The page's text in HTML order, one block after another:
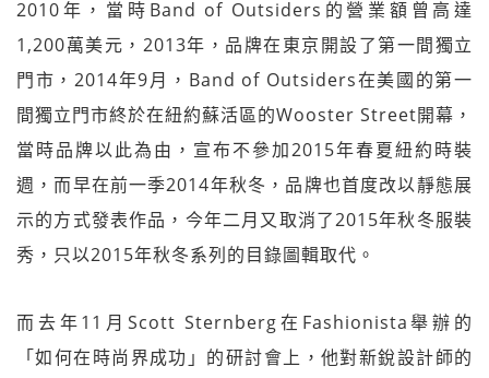
2010年，當時Band of Outsiders的營業額曾高達
1,200萬美元，2013年，品牌在東京開設了第一間獨立
門市，2014年9月，Band of Outsiders在美國的第一
間獨立門市終於在紐約蘇活區的Wooster Street開幕，
當時品牌以此為由，宣布不參加2015年春夏紐約時裝
週，而早在前一季2014年秋冬，品牌也首度改以靜態展
示的方式發表作品，今年二月又取消了2015年秋冬服裝
秀，只以2015年秋冬系列的目錄圖輯取代。
而去年11月Scott Sternberg在Fashionista舉辦的
「如何在時尚界成功」的研討會上，他對新銳設計師的